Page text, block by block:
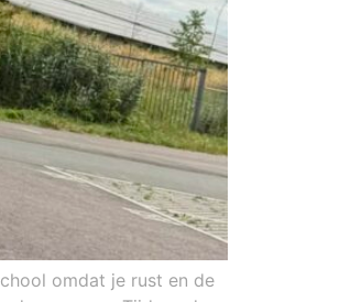
omdat je rust en de